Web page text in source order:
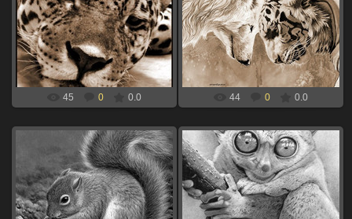
06.09.2024
гепард для выжигания по дереву
xBOINGx
45 0 0.0
06.09.2024
тигр и волк для выжигания по
дереву
xBOINGx
44 0 0.0
06.09.2024
белочка для выжигания по дереву
xBOINGx
06.09.2024
долгопят для выжигания по
дереву
xBOINGx